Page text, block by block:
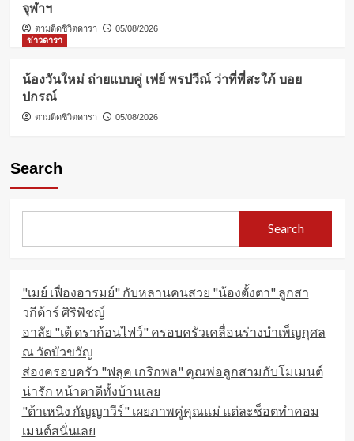
จุฬาฯ
ตามติดชีวิตดารา
05/08/2026
ข่าวดารา
น้องวันใหม่ ถ่ายแบบคู่ เฟย์ พรปวีณ์ ว่าที่พี่สะใภ้ บอย
ปกรณ์
ตามติดชีวิตดารา 05/08/2026
Search
Search
"เมย์ เฟื่องอารมย์" กับหลานคนสวย "น้องตั้งตา" ลูกสา
วกีต้าร์ ศิริพิชญ์
อาลัย "เต้ ดราก้อนไฟว์" ครอบครัวเคลื่อนร่างบำเพ็ญกุศล
ณ วัดบัวขวัญ
ส่องครอบครัว "ฟลุค เกริกพล" คุณพ่อลูกสามกับโมเมนต์
น่ารัก หน้าตาดีทั้งบ้านเลย
"ต้าเหนิง กัญญาวีร์" เผยภาพคู่คุณแม่ แต่ละช็อตทำคอม
เมนต์สนั่นเลย